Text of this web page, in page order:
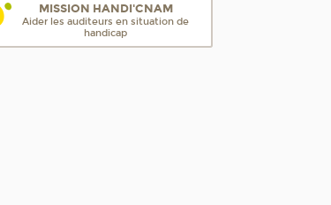
MISSION HANDI'CNAM
Aider les auditeurs en situation de
handicap